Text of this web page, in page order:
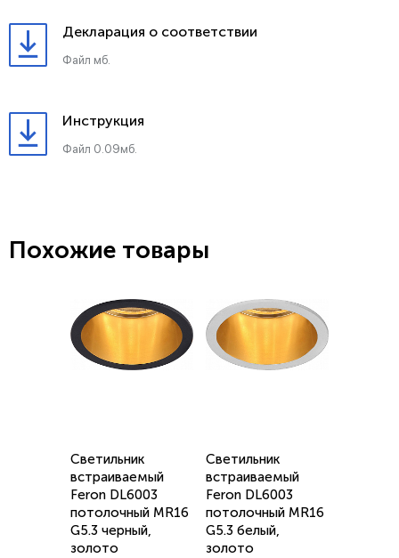
Декларация о соответствии
Файл мб.
Инструкция
Файл 0.09мб.
Похожие товары
Светильник
встраиваемый
Feron DL6003
потолочный MR16
G5.3 черный,
золото
Светильник
встраиваемый
Feron DL6003
потолочный MR16
G5.3 белый,
золото